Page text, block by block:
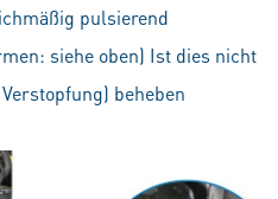
pulsierend
siehe oben) Ist dies nicht
beheben